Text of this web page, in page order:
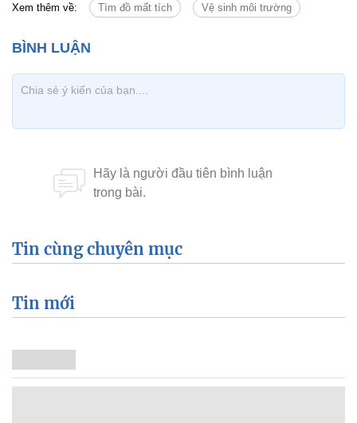
Xem thêm về: Tìm đồ mất tích Vệ sinh môi trường
Tin cùng chuyên mục
Tin mới